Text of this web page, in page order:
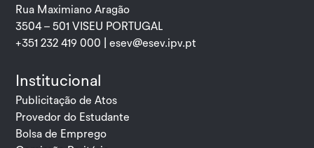
Rua Maximiano Aragão
3504 – 501 VISEU PORTUGAL
+351 232 419 000 |esev@esev.ipv.pt
Institucional
Publicitação de Atos
Provedor do Estudante
Bolsa de Emprego